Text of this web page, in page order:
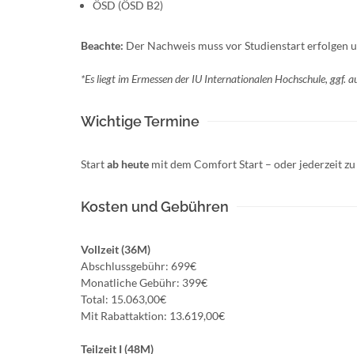
ÖSD (ÖSD B2)
Beachte: Der Nachweis muss vor Studienstart erfolgen
*Es liegt im Ermessen der IU Internationalen Hochschule, ggf.
Wichtige Termine
Startab heute mit dem Comfort Start – oder jederzeit
Kosten und Gebühren
Vollzeit (36M)
Abschlussgebühr: 699€
Monatliche Gebühr: 399€
Total: 15.063,00€
Mit Rabattaktion: 13.619,00€
Teilzeit I (48M)